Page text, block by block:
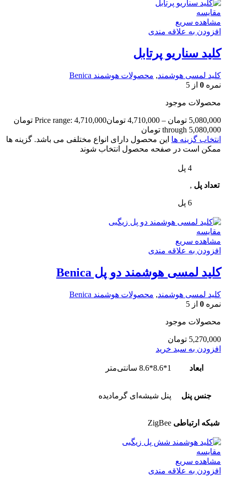
مقایسه
مشاهده سریع
افزودن به علاقه مندی
کلید سناریو پرتابل
کلید لمسی هوشمند, محصولات هوشمند Benica
نمره 0 از 5
محصولات موجود
5,080,000 تومان –
4,710,000 تومان
Price range: 4,710,000 تومان
through 5,080,000 تومان
انتخاب گزینه ها این محصول دارای انواع مختلفی می باشد. گزینه ها
ممکن است در صفحه محصول انتخاب شوند
تعداد پل
4 پل
,
6 پل
مقایسه
مشاهده سریع
افزودن به علاقه مندی
کلید لمسی هوشمند دو پل Benica
کلید لمسی هوشمند, محصولات هوشمند Benica
نمره 0 از 5
محصولات موجود
5,270,000 تومان
افزودن به سبد خرید
ابعاد 1*8.6*8.6 سانتی‌متر
جنس پنل پنل شیشه‌ای گرمادیده
شبکه ارتباطی ZigBee
مقایسه
مشاهده سریع
افزودن به علاقه مندی